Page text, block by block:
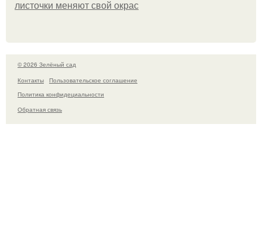
листочки меняют свой окрас
© 2026 Зелёный сад
Контакты
Пользовательское соглашение
Политика конфидециальности
Обратная связь